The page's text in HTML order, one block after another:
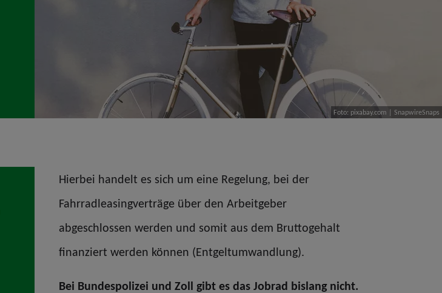
Foto: pixabay.com | SnapwireSnaps
Hierbei handelt es sich um eine Regelung, bei der
Fahrradleasingverträge über den Arbeitgeber
abgeschlossen werden und somit aus dem Bruttogehalt
finanziert werden können (Entgeltumwandlung).
Bei Bundespolizei und Zoll gibt es das Jobrad bislang nicht.